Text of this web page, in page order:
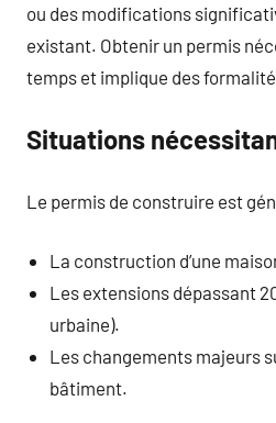
ou des modifications
existant. Obtenir un permis
temps et implique des
Situations
Le permis de construire est
La construction d’une
Les extensions dépassant
urbaine).
Les changements majeurs
bâtiment.